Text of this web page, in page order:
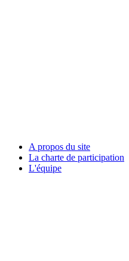
A propos du site
La charte de participation
L'équipe